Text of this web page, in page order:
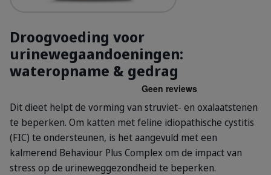
Droogvoeding voor
urinewegaandoeningen:
wateropname & gedrag
Dit dieet helpt de vorming van struviet- en oxalaatstenen
te beperken. Om katten met feline idiopathische cystitis
(FIC) te ondersteunen, is het aangevuld met een
kalmerend Behaviour Plus Complex om de impact van
stress op de urineweggezondheid te beperken.